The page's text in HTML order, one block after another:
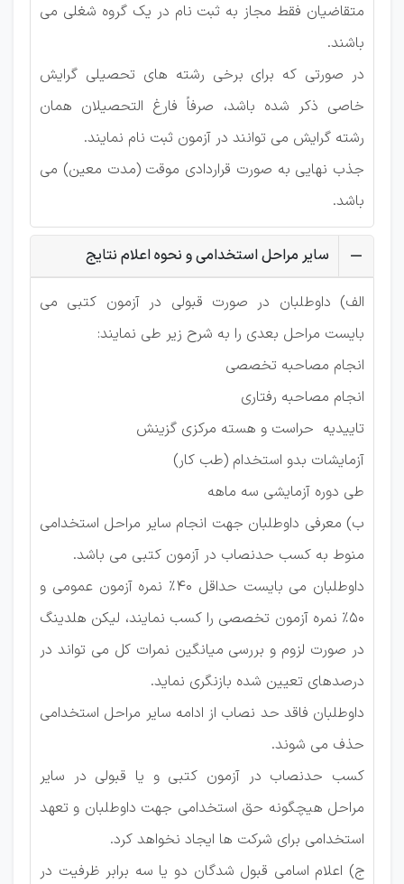
متقاضیان فقط مجاز به ثبت نام در یک گروه شغلی می
باشند.
در صورتی که برای برخی رشته های تحصیلی گرایش
خاصی ذکر شده باشد، صرفاً فارغ التحصیلان همان
رشته گرایش می توانند در آزمون ثبت نام نمایند.
جذب نهایی به صورت قراردادی موقت (مدت معین) می
باشد.
سایر مراحل استخدامی و نحوه اعلام نتایج
الف) داوطلبان در صورت قبولی در آزمون کتبی می
بایست مراحل بعدی را به شرح زیر طی نمایند:
انجام مصاحبه تخصصی
انجام مصاحبه رفتاری
تاییدیه حراست و هسته مرکزی گزینش
آزمایشات بدو استخدام (طب کار)
طی دوره آزمایشی سه ماهه
ب) معرفی داوطلبان جهت انجام سایر مراحل استخدامی
منوط به کسب حدنصاب در آزمون کتبی می باشد.
داوطلبان می بایست حداقل 40% نمره آزمون عمومی و
50% نمره آزمون تخصصی را کسب نمایند، لیکن هلدینگ
در صورت لزوم و بررسی میانگین نمرات کل می تواند در
درصدهای تعیین شده بازنگری نماید.
داوطلبان فاقد حد نصاب از ادامه سایر مراحل استخدامی
حذف می شوند.
کسب حدنصاب در آزمون کتبی و یا قبولی در سایر
مراحل هیچگونه حق استخدامی جهت داوطلبان و تعهد
استخدامی برای شرکت ها ایجاد نخواهد کرد.
ج) اعلام اسامی قبول شدگان دو یا سه برابر ظرفیت در